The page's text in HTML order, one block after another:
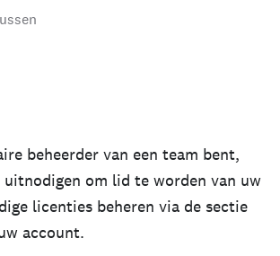
beheerder van een team bent,
uitnodigen om lid te worden van uw
licenties beheren via de sectie
account.